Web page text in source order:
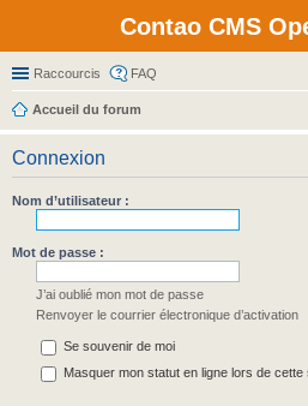
Contao CMS
Raccourcis FAQ
Accueil du forum
Connexion
Nom d’utilisateur :
Mot de passe :
J’ai oublié mon mot de passe
Renvoyer le courrier électronique d’activation
Se souvenir de moi
Masquer mon statut en ligne lors de cette